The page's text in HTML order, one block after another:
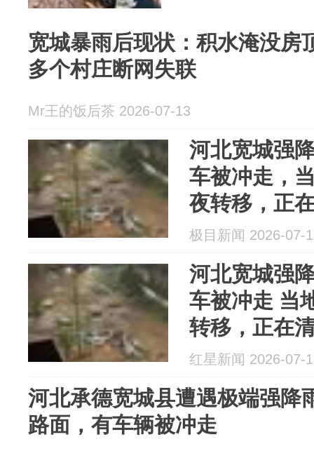
宽城暴雨后现状：积水淹没房
多个村庄断网失联
Mr王的饭后茶 2026-07-13
河北宽城强
车被冲走，
夜转移，正
极目新闻 2026-07-
河北宽城强
车被冲走 当
转移，正在
红星新闻 2026-07-
河北承德宽城县遭遇极端强降
路面，有车辆被冲走